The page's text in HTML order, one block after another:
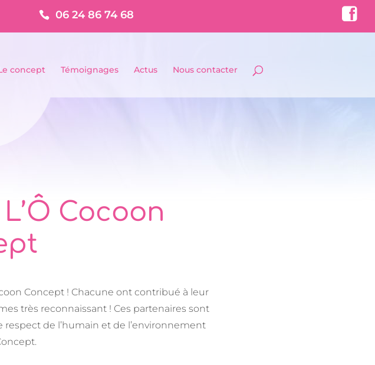
06 24 86 74 68
Face
book
concept Témoignages Actus Nous contacter
Cocoon
Concept ! Chacune ont contribué à leur
très reconnaissant ! Ces partenaires sont
de l’humain et de l’environnement